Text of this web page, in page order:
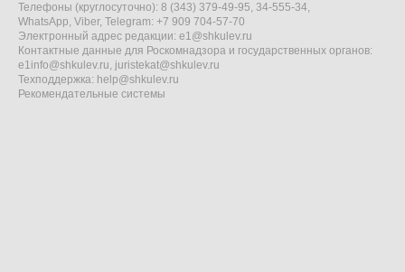
Телефоны (круглосуточно): 8 (343) 379-49-95, 34-555-34,
WhatsApp, Viber, Telegram: +7 909 704-57-70
Электронный адрес редакции: e1@shkulev.ru
Контактные данные для Роскомнадзора и государственных органов:
e1info@shkulev.ru, juristekat@shkulev.ru
Техподдержка: help@shkulev.ru
Рекомендательные системы